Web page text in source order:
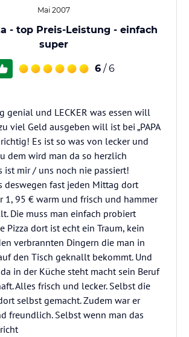
Mai 2007
- top Preis-Leistung - einfach
super
6 / 6
genial und LECKER was essen will
viel Geld ausgeben will ist bei „PAPA
richtig! Es ist so was von lecker und
dem wird man da so herzlich
ist mir / uns noch nie passiert!
deswegen fast jeden Mittag dort
1, 95 € warm und frisch und hammer
Die muss man einfach probiert
Pizza dort ist echt ein Traum, kein
verbrannten Dingern die man in
den Tisch geknallt bekommt. Und
in der Küche steht macht sein Beruf
Alles frisch und lecker. Selbst die
selbst gemacht. Zudem war er
freundlich. Selbst wenn man das